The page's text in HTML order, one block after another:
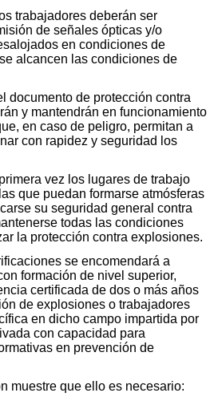
trabajadores deberán ser
de señales ópticas y/o
en condiciones de
alcancen las condiciones de
documento de protección contra
y mantendrán en funcionamiento
en caso de peligro, permitan a
con rapidez y seguridad los
vez los lugares de trabajo
que puedan formarse atmósferas
su seguridad general contra
todas las condiciones
la protección contra explosiones.
se encomendará a
formación de nivel superior,
certificada de dos o más años
de explosiones o trabajadores
en dicho campo impartida por
con capacidad para
en prevención de
muestre que ello es necesario: